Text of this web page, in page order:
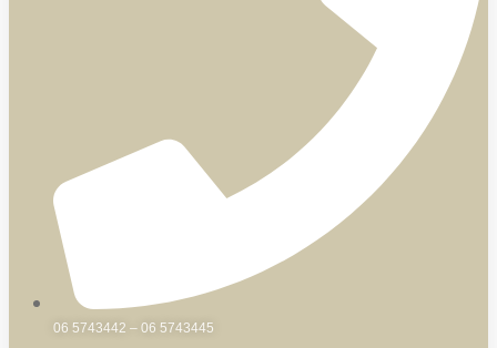
06 5743442 – 06 5743445